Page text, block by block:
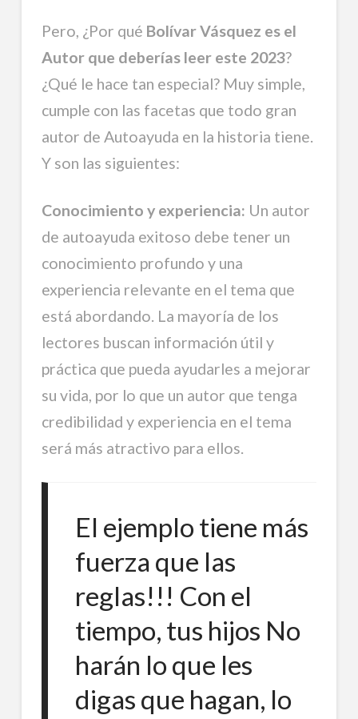
Pero, ¿Por qué Bolívar Vásquez es el
Autor que deberías leer este 2023?
¿Qué le hace tan especial? Muy simple,
cumple con las facetas que todo gran
autor de Autoayuda en la historia tiene.
Y son las siguientes:
Conocimiento y experiencia: Un autor
de autoayuda exitoso debe tener un
conocimiento profundo y una
experiencia relevante en el tema que
está abordando. La mayoría de los
lectores buscan información útil y
práctica que pueda ayudarles a mejorar
su vida, por lo que un autor que tenga
credibilidad y experiencia en el tema
será más atractivo para ellos.
El ejemplo tiene más
fuerza que las
reglas!!! Con el
tiempo, tus hijos No
harán lo que les
digas que hagan, lo